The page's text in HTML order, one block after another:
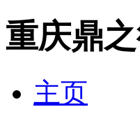
重庆鼎
主页